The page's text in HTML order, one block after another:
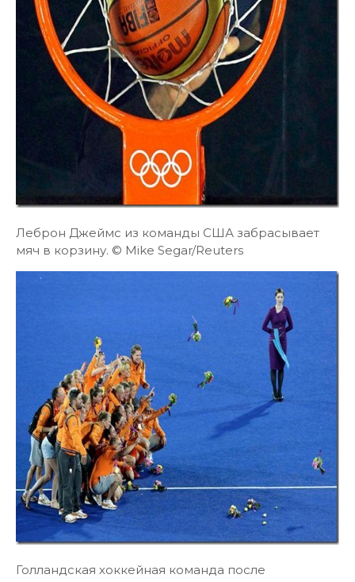
Леброн Джеймс из команды США забрасывает
мяч в корзину. © Mike Segar/Reuters
Голландская хоккейная команда после